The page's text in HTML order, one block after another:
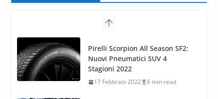
Nokian WR SUV 3: il 1°
pneumatico invernale al mondo
di classe A
13 Maggio 2015 2 min read